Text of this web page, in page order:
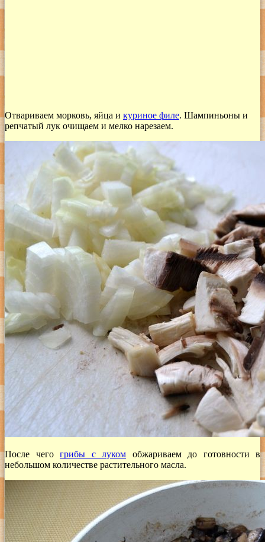
Отвариваем морковь, яйца и куриное филе. Шампиньоны и
репчатый лук очищаем и мелко нарезаем.
После чего грибы с луком обжариваем до готовности в
небольшом количестве растительного масла.